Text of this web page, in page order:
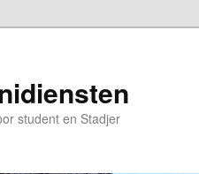
student en Stadjer